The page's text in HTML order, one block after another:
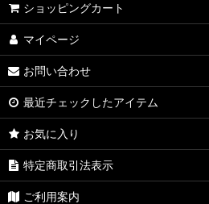
ショッピングカート
マイページ
お問い合わせ
最近チェックしたアイテム
お気に入り
特定商取引法表示
ご利用案内